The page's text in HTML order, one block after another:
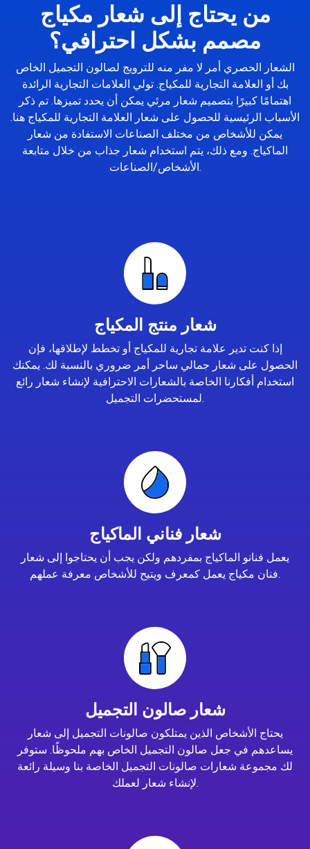
من يحتاج إلى شعار مكياج
مصمم بشكل احترافي؟
الشعار الحصري أمر لا مفر منه للترويج لصالون التجميل الخاص
بك أو العلامة التجارية للمكياج. تولي العلامات التجارية الرائدة
اهتمامًا كبيرًا بتصميم شعار مرئي يمكن أن يحدد تميزها. تم ذكر
الأسباب الرئيسية للحصول على شعار العلامة التجارية للمكياج هنا.
يمكن للأشخاص من مختلف الصناعات الاستفادة من شعار
الماكياج. ومع ذلك، يتم استخدام شعار جذاب من خلال متابعة
الأشخاص/الصناعات.
شعار منتج المكياج
إذا كنت تدير علامة تجارية للمكياج أو تخطط لإطلاقها، فإن
الحصول على شعار جمالي ساحر أمر ضروري بالنسبة لك. يمكنك
استخدام أفكارنا الخاصة بالشعارات الاحترافية لإنشاء شعار رائع
لمستحضرات التجميل.
شعار فناني الماكياج
يعمل فنانو الماكياج بمفردهم ولكن يجب أن يحتاجوا إلى شعار
فنان مكياج يعمل كمعرف ويتيح للأشخاص معرفة عملهم.
شعار صالون التجميل
يحتاج الأشخاص الذين يمتلكون صالونات التجميل إلى شعار
يساعدهم في جعل صالون التجميل الخاص بهم ملحوظًا. ستوفر
لك مجموعة شعارات صالونات التجميل الخاصة بنا وسيلة رائعة
لإنشاء شعار لعملك.